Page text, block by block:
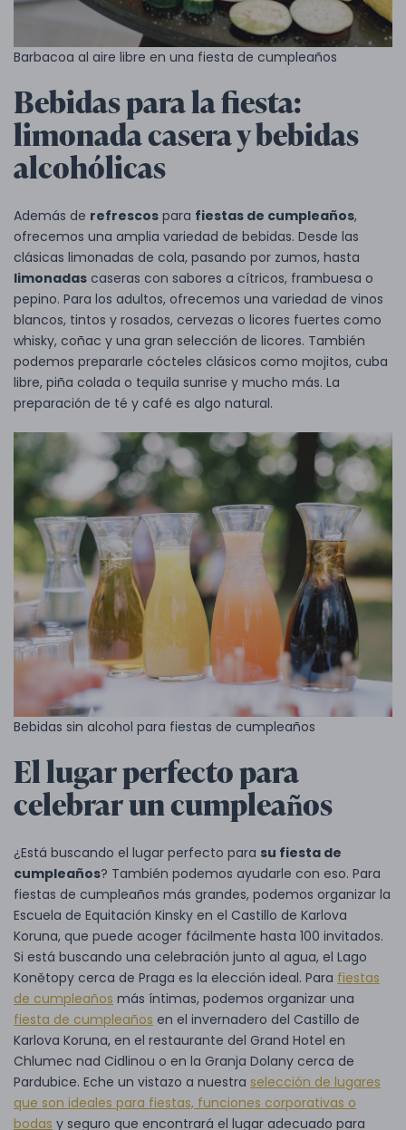
Barbacoa al aire libre en una fiesta de cumpleaños
Bebidas para la fiesta:
limonada casera y bebidas
alcohólicas
Además de refrescos para fiestas de cumpleaños,
ofrecemos una amplia variedad de bebidas. Desde las
clásicas limonadas de cola, pasando por zumos, hasta
limonadas caseras con sabores a cítricos, frambuesa o
pepino. Para los adultos, ofrecemos una variedad de vinos
blancos, tintos y rosados, cervezas o licores fuertes como
whisky, coñac y una gran selección de licores. También
podemos prepararle cócteles clásicos como mojitos, cuba
libre, piña colada o tequila sunrise y mucho más. La
preparación de té y café es algo natural.
Bebidas sin alcohol para fiestas de cumpleaños
El lugar perfecto para
celebrar un cumpleaños
¿Está buscando el lugar perfecto para su fiesta de
cumpleaños? También podemos ayudarle con eso. Para
fiestas de cumpleaños más grandes, podemos organizar la
Escuela de Equitación Kinsky en el Castillo de Karlova
Koruna, que puede acoger fácilmente hasta 100 invitados.
Si está buscando una celebración junto al agua, el Lago
Konětopy cerca de Praga es la elección ideal. Para fiestas
de cumpleaños más íntimas, podemos organizar una
fiesta de cumpleaños en el invernadero del Castillo de
Karlova Koruna, en el restaurante del Grand Hotel en
Chlumec nad Cidlinou o en la Granja Dolany cerca de
Pardubice. Eche un vistazo a nuestra selección de lugares
que son ideales para fiestas, funciones corporativas o
bodas y seguro que encontrará el lugar adecuado para